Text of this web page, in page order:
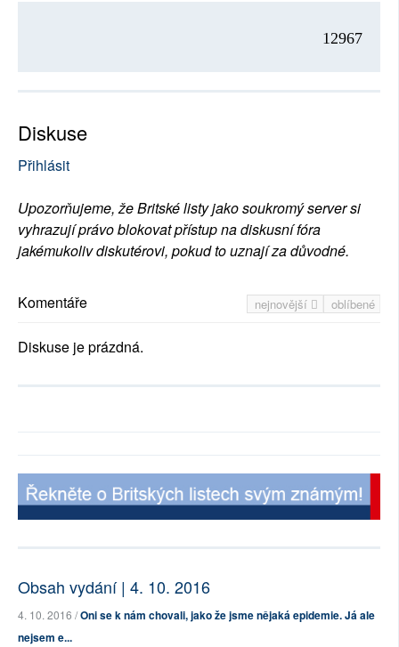
12967
Diskuse
Přihlásit
Upozorňujeme, že Britské listy jako soukromý server si
vyhrazují právo blokovat přístup na diskusní fóra
jakémukoliv diskutérovi, pokud to uznají za důvodné.
nejnovější oblíbené
Komentáře
Diskuse je prázdná.
Obsah vydání | 4. 10. 2016
4. 10. 2016 /Oni se k nám chovali, jako že jsme nějaká epidemie. Já ale
nejsem e...